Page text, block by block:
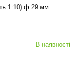
1:10) ф 29 мм
В наявності